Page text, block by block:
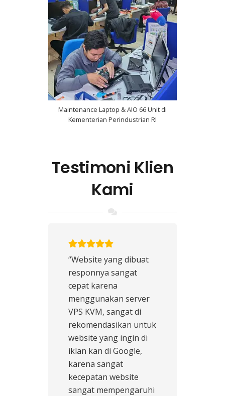
Maintenance Laptop & AIO 66 Unit di
Kementerian Perindustrian RI
Testimoni Klien
Kami
“Website yang dibuat
responnya sangat
cepat karena
menggunakan server
VPS KVM, sangat di
rekomendasikan untuk
website yang ingin di
iklan kan di Google,
karena sangat
kecepatan website
sangat mempengaruhi